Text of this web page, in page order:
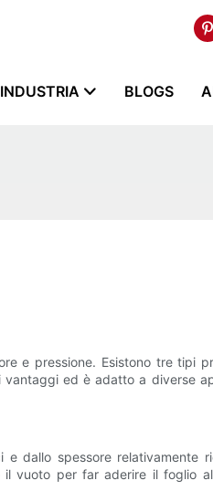
BLOGS
e pressione. Esistono tre tipi
ed è adatto a diverse
dallo spessore relativamente
vuoto per far aderire il foglio